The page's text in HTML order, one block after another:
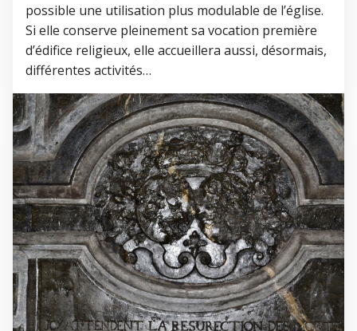
possible une utilisation plus modulable de l’église.
Si elle conserve pleinement sa vocation première
d’édifice religieux, elle accueillera aussi, désormais,
différentes activités…